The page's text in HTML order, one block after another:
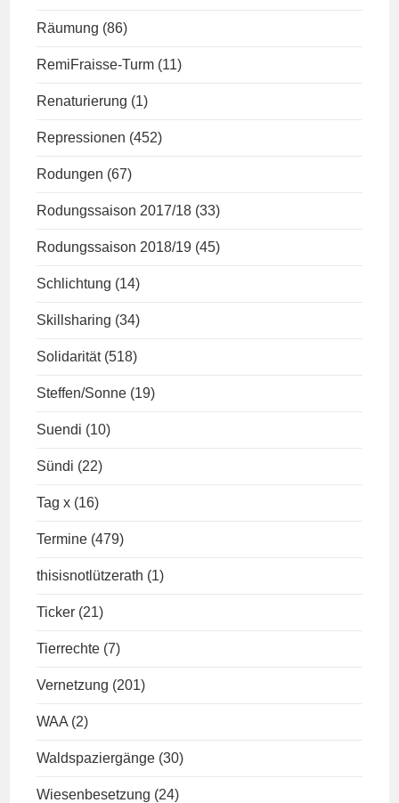
Räumung (86)
RemiFraisse-Turm (11)
Renaturierung (1)
Repressionen (452)
Rodungen (67)
Rodungssaison 2017/18 (33)
Rodungssaison 2018/19 (45)
Schlichtung (14)
Skillsharing (34)
Solidarität (518)
Steffen/Sonne (19)
Suendi (10)
Sündi (22)
Tag x (16)
Termine (479)
thisisnotlützerath (1)
Ticker (21)
Tierrechte (7)
Vernetzung (201)
WAA (2)
Waldspaziergänge (30)
Wiesenbesetzung (24)